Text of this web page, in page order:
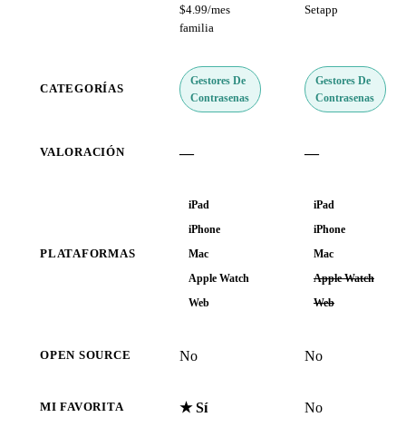
$4.99/mes
familia
Setapp
CATEGORÍAS
Gestores De
Contrasenas
Gestores De
Contrasenas
VALORACIÓN — —
PLATAFORMAS
iPad
iPhone
Mac
Apple Watch
Web
iPad
iPhone
Mac
Apple Watch
Web
OPEN SOURCE No No
MI FAVORITA ★ Sí No